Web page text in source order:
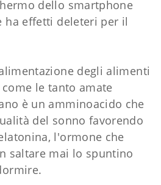
dello smartphone
ha effetti deleteri per il
degli alimenti
le tanto amate
è un amminoacido che
del sonno favorendo
l'ormone che
saltare mai lo spuntino